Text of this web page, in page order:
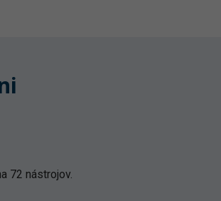
72 nástrojov.